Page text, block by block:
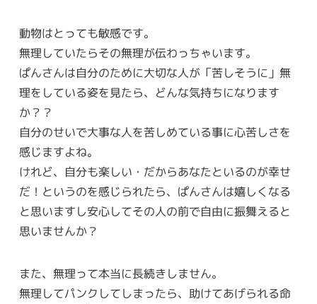
動物はとっても敏感です。
無理していたらその無理が伝わっちゃいます。
ぱんさんは自分のために大切な人が「苦しそうに」無
理をしている姿を見たら、どんな気持ちになります
か？？
自分のせいで大事な人を苦しめている事に心苦しさを
感じますよね。
けれど、自分も楽しい・だからあなたといるのが幸せ
だ！というのを感じられたら、ぱんさんは嬉しくなる
と思いますし安心してその人の前で自由に振舞えると
思いませんか？
また、無理って本当に長続きしません。
無理してパンクしてしまったら、助けてあげられる命